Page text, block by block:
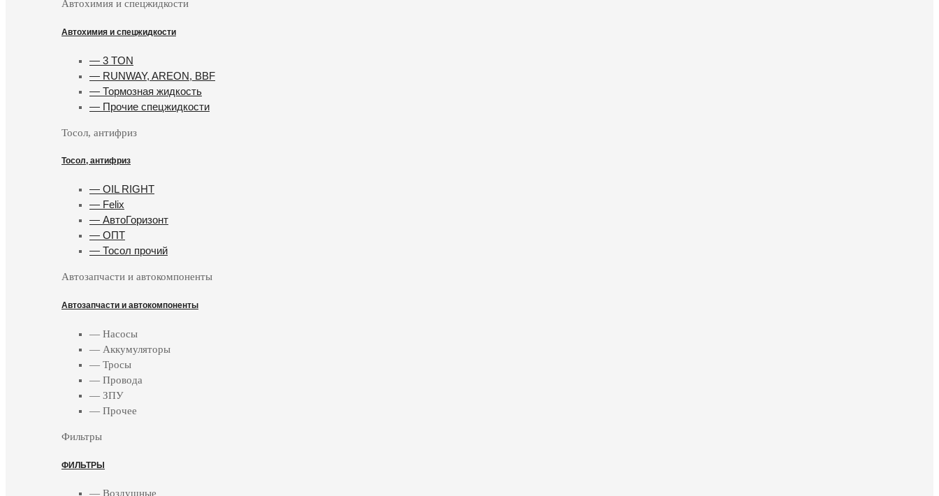
Автохимия и спецжидкости
Автохимия и спецжидкости
— 3 TON
— RUNWAY, AREON, BBF
— Тормозная жидкость
— Прочие спецжидкости
Тосол, антифриз
Тосол, антифриз
— OIL RIGHT
— Felix
— АвтоГоризонт
— ОПТ
— Тосол прочий
Автозапчасти и автокомпоненты
Автозапчасти и автокомпоненты
— Насосы
— Аккумуляторы
— Тросы
— Провода
— ЗПУ
— Прочее
Фильтры
ФИЛЬТРЫ
— Воздушные